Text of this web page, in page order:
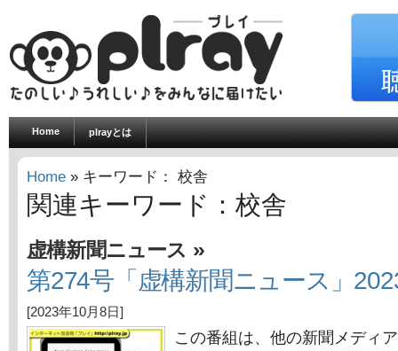
Home plrayとは
Home » キーワード： 校舎
関連キーワード：校舎
虚構新聞ニュース »
第274号「虚構新聞ニュース」
[2023年10月8日]
この番組は、他の新聞メディ